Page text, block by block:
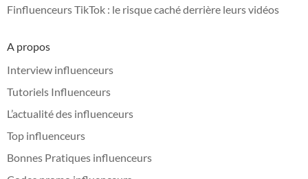
Finfluenceurs TikTok : le risque caché derrière leurs vidéos
A propos
Interview influenceurs
Tutoriels Influenceurs
L’actualité des influenceurs
Top influenceurs
Bonnes Pratiques influenceurs